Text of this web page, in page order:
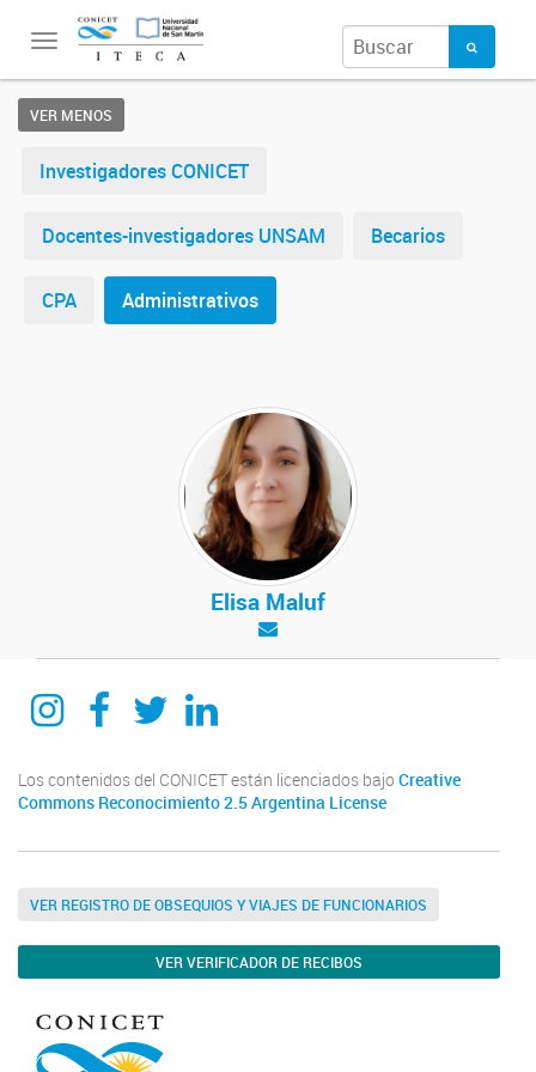
Toggle
VER MENOS
Investigadores CONICET
Docentes-investigadores UNSAM Becarios
CPA Administrativos
Elisa Maluf
itecaunsam
itecaunsam
itecaunsam
Instituto de Tecnologías Emergentes y Ciencias Aplicadas ITECA
Los contenidos del CONICET están licenciados bajo Creative
Commons Reconocimiento 2.5 Argentina License
VER REGISTRO DE OBSEQUIOS Y VIAJES DE FUNCIONARIOS
VER VERIFICADOR DE RECIBOS